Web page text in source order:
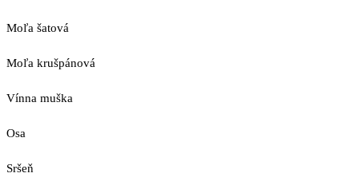
Moľa šatová
Moľa krušpánová
Vínna muška
Osa
Sršeň